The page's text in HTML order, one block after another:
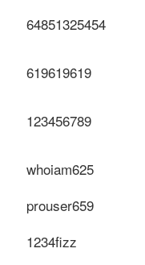
64851325454
619619619
123456789
whoiam625
prouser659
1234fizz